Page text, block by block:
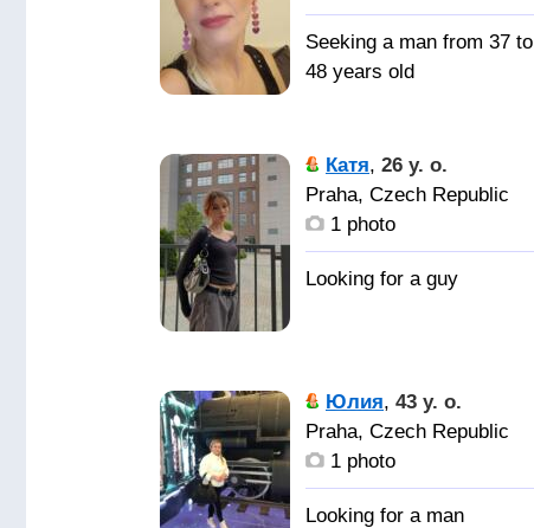
Seeking a man from 37 to
48 years old
Катя, 26 y. o.
Praha, Czech Republic
1 photo
Юлия, 43 y. o.
Praha, Czech Republic
1 photo